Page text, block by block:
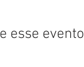
esse evento